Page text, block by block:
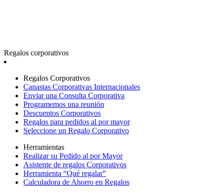
Regalos corporativos
Regalos Corporativos
Canastas Corporativas Internacionales
Enviar una Consulta Corporativa
Programemos una reunión
Descuentos Corporativos
Regalos para pedidos al por mayor
Seleccione un Regalo Corporativo
Herramientas
Realizar su Pedido al por Mayor
Asistente de regalos Corporativos
Herramienta “Qué regalar”
Calculadora de Ahorro en Regalos